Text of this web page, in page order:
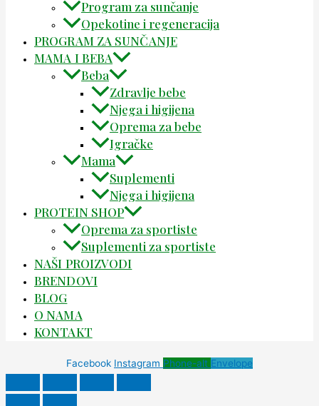
Program za sunčanje
Opekotine i regeneracija
PROGRAM ZA SUNČANJE
MAMA I BEBA
Beba
Zdravlje bebe
Njega i higijena
Oprema za bebe
Igračke
Mama
Suplementi
Njega i higijena
PROTEIN SHOP
Oprema za sportiste
Suplementi za sportiste
NAŠI PROIZVODI
BRENDOVI
BLOG
O NAMA
KONTAKT
Facebook Instagram Phone-alt Envelope